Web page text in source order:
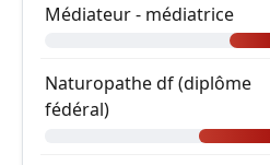
Médiateur - médiatrice
Naturopathe df (diplôme
fédéral)